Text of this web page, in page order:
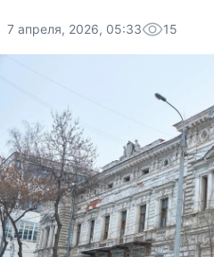
7 апреля, 2026, 05:33 15